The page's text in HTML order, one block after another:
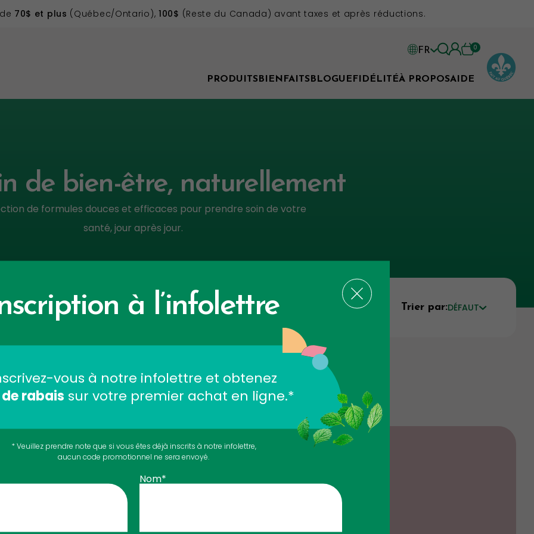
70$ et plus (Québec/Ontario), 100$ (Reste du Canada) avant taxes et après réductions.
FR
FR
0
PRODUITS BIENFAITS BLOGUE FIDÉLITÉÀ PROPOSAIDE
de bien-être, naturellement
de formules douces et efficaces pour prendre soin de votre
santé, jour après jour.
PUBLIC CIBLES Trier par:DÉFAUT
à l’infolettre
vous à notre infolettre et obtenez
de rabais sur votre premier achat en ligne.*
* Veuillez prendre note que si vous êtes déjà inscrits à notre infolettre,
aucun code promotionnel ne sera envoyé.
Nom*